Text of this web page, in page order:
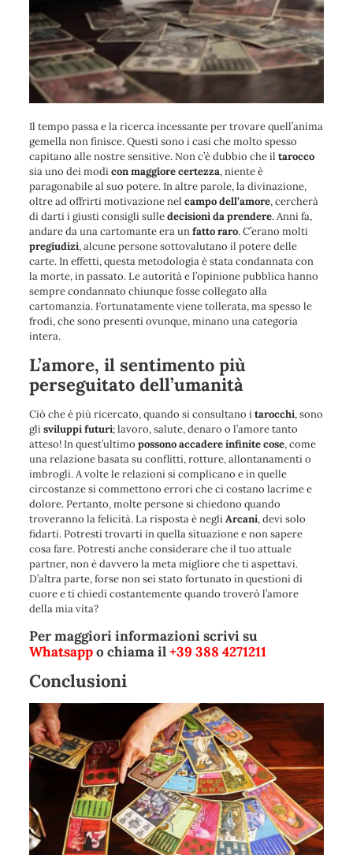
Il tempo passa e la ricerca incessante per trovare quell’anima
gemella non finisce. Questi sono i casi che molto spesso
capitano alle nostre sensitive. Non c’è dubbio che il tarocco
sia uno dei modicon maggiore certezza, niente è
paragonabile al suo potere. In altre parole, la divinazione,
oltre ad offrirti motivazione nel campo dell’amore, cercherà
di darti i giusti consigli sulledecisioni da prendere. Anni fa,
andare da una cartomante era unfatto raro. C’erano molti
pregiudizi, alcune persone sottovalutano il potere delle
carte. In effetti, questa metodologia è stata condannata con
la morte, in passato. Le autorità e l’opinione pubblica hanno
sempre condannato chiunque fosse collegato alla
cartomanzia. Fortunatamente viene tollerata, ma spesso le
frodi, che sono presenti ovunque, minano una categoria
intera.
L’amore, il sentimento più
perseguitato dell’umanità
Ciò che è più ricercato, quando si consultano itarocchi, sono
glisviluppi futuri; lavoro, salute, denaro o l’amore tanto
atteso! In quest’ultimo possono accadere infinite cose, come
una relazione basata su conflitti, rotture, allontanamenti o
imbrogli. A volte le relazioni si complicano e in quelle
circostanze si commettono errori che ci costano lacrime e
dolore. Pertanto, molte persone si chiedono quando
troveranno la felicità. La risposta è negliArcani, devi solo
fidarti. Potresti trovarti in quella situazione e non sapere
cosa fare. Potresti anche considerare che il tuo attuale
partner, non è davvero la meta migliore che ti aspettavi.
D’altra parte, forse non sei stato fortunato in questioni di
cuore e ti chiedi costantemente quando troverò l’amore
della mia vita?
Per maggiori informazioni scrivi su
Whatsappo chiama il+39 388 4271211
Conclusioni